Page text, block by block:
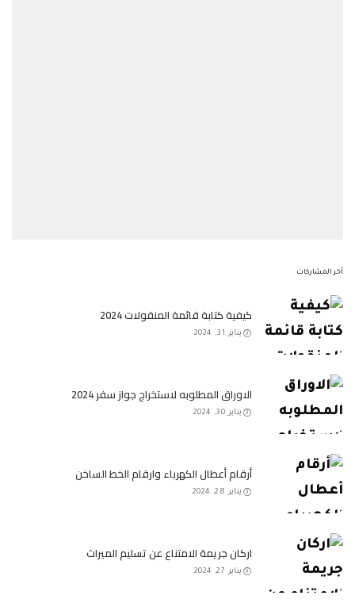
آخر المشاركات
كيفية كتابة قائمة المنقولات 2024
يناير 31, 2024
الاوراق المطلوبه لاستخراج جواز سفر 2024
يناير 30, 2024
أرقام أعطال الكهرباء وارقام الخط الساخن
يناير 28, 2024
اركان جريمة الامتناع عن تسليم الميراث
يناير 27, 2024